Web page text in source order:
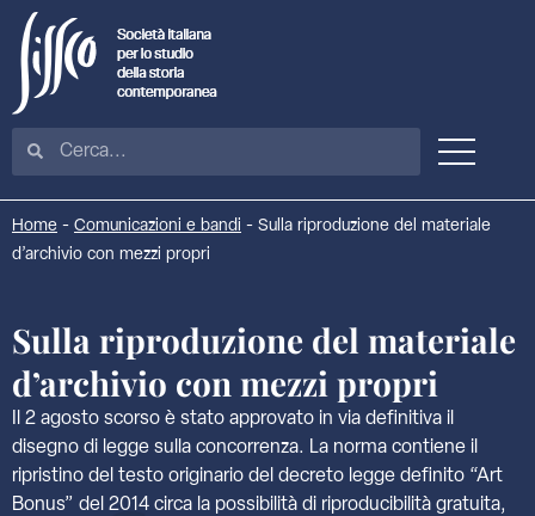
Home - Comunicazioni e bandi - Sulla riproduzione del materiale
d’archivio con mezzi propri
Sulla riproduzione del materiale
d’archivio con mezzi propri
Il 2 agosto scorso è stato approvato in via definitiva il
disegno di legge sulla concorrenza. La norma contiene il
ripristino del testo originario del decreto legge definito “Art
Bonus” del 2014 circa la possibilità di riproducibilità gratuita,